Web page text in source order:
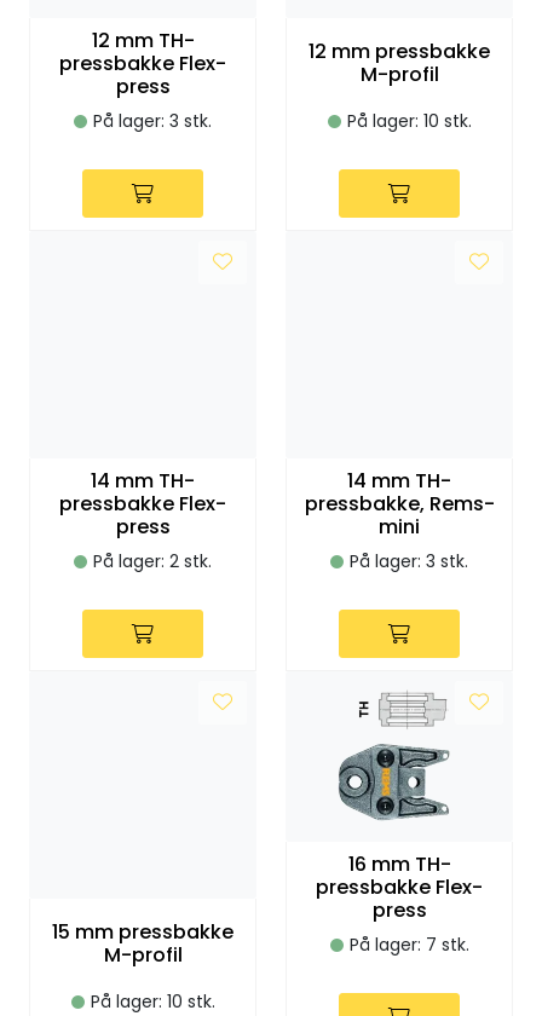
12 mm TH-
pressbakke Flex-
press
På lager: 3 stk.
12 mm pressbakke
M-profil
På lager: 10 stk.
14 mm TH-
pressbakke Flex-
press
På lager: 2 stk.
14 mm TH-
pressbakke, Rems-
mini
På lager: 3 stk.
15 mm pressbakke
M-profil
På lager: 10 stk.
16 mm TH-
pressbakke Flex-
press
På lager: 7 stk.
Radiatorer
Elektrokjeler
Utleieverktøy
Designradiatorer